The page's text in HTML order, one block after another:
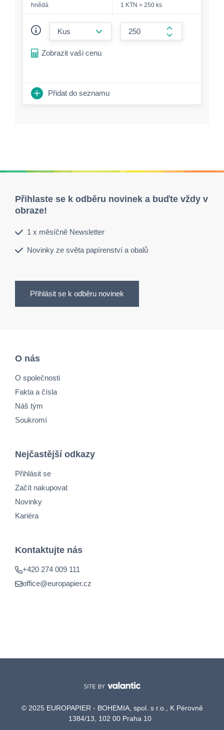
hnědá
1 KTN = 250 ks
form.increase-
Zobrazit vaši cenu
Přidat do seznamu
Přihlaste se k odběru novinek a buďte vždy v
obraze!
1 x měsíčně Newsletter
Novinky ze světa papírenství a obalů
Přihlásit se k odběru novinek
O nás
O společnosti
Fakta a čísla
Náš tým
Soukromí
Nejčastější odkazy
Přihlásit se
Začít nakupovat
Novinky
Kariéra
Kontaktujte nás
+420 274 009 111
office@europapier.cz
© 2025 EUROPAPIER - BOHEMIA, spol. s r.o., K Pérovně
1384/13, 102 00 Praha 10